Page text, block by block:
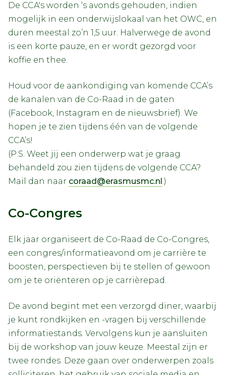
De CCA's worden ‘s avonds gehouden, indien
mogelijk in een onderwijslokaal van het OWC, en
duren meestal zo’n 1,5 uur. Halverwege de avond
is een korte pauze, en er wordt gezorgd voor
koffie en thee.
Houd voor de aankondiging van komende CCA’s
de kanalen van de Co-Raad in de gaten
(Facebook, Instagram en de nieuwsbrief). We
hopen je te zien tijdens één van de volgende
CCA’s!
(P.S. Weet jij een onderwerp wat je graag
behandeld zou zien tijdens de volgende CCA?
Mail dan naar coraad@erasmusmc.nl.)
Co-Congres
Elk jaar organiseert de Co-Raad de Co-Congres,
een congres/informatieavond om je carrière te
boosten, perspectieven bij te stellen of gewoon
om je te oriënteren op je carrièrepad.
De avond begint met een verzorgd diner, waarbij
je kunt rondkijken en -vragen bij verschillende
informatiestands. Vervolgens kun je aansluiten
bij de workshop van jouw keuze. Meestal zijn er
twee rondes. Deze gaan over onderwerpen zoals